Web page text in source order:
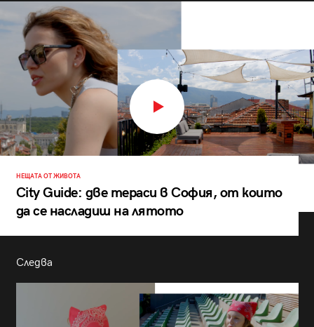
НЕЩАТА ОТ ЖИВОТА
City Guide: две тераси в София, от които
да се насладиш на лятото
Следва